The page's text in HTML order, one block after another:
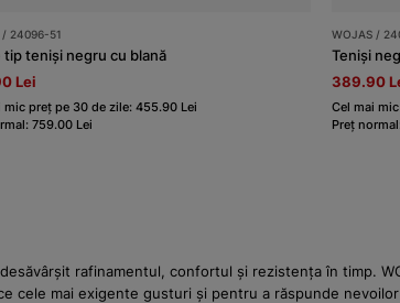
/ 24096-51
tip teniși negru cu blană
Lei
mic preț pe 30 de zile: 455.90 Lei
759.00 Lei
WOJAS /
Teniși
389.90
Cel mai
Preț
rafinamentul, confortul și rezistența în timp.
mai exigente gusturi și pentru a răspunde nevoilor